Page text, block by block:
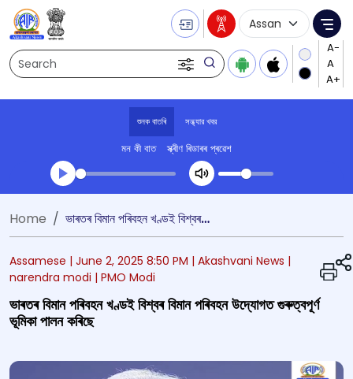
Search
Language
শুনক বাতৰি সন্ধ্যার খবর
মন কী বাত স্ক্ৰীণ ৰিডাৰৰ প্ৰৱেশ
Transcript summary
খেলা অডিঅ' সন্ধ্যার খবর
Home ভাৰতৰ বিমান পৰিবহন খণ্ডই বিশ্বৰ বিমান পৰিবহন উদ্যোগত গুৰুত্বপূৰ্ণ ভূমিকা পালন কৰিছে
Assamese | June 2, 2025 8:50 PM | Akashvani News |
narendra modi | PMO Modi
ভাৰতৰ বিমান পৰিবহন খণ্ডই বিশ্বৰ বিমান পৰিবহন উদ্যোগত গুৰুত্বপূৰ্ণ
ভূমিকা পালন কৰিছে